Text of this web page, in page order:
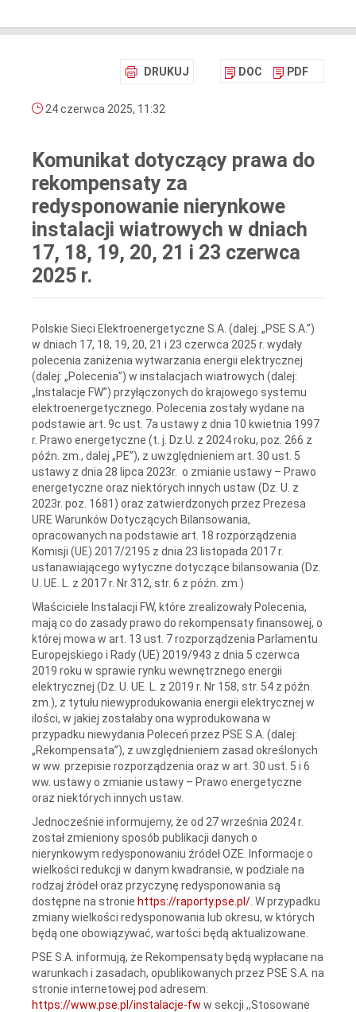
DRUKUJ DOC PDF
24 czerwca 2025, 11:32
Komunikat dotyczący prawa do
rekompensaty za
redysponowanie nierynkowe
instalacji wiatrowych w dniach
17, 18, 19, 20, 21 i 23 czerwca
2025 r.
Polskie Sieci Elektroenergetyczne S.A. (dalej: „PSE S.A.”)
w dniach 17, 18, 19, 20, 21 i 23 czerwca 2025 r. wydały
polecenia zaniżenia wytwarzania energii elektrycznej
(dalej: „Polecenia”) w instalacjach wiatrowych (dalej:
„Instalacje FW”) przyłączonych do krajowego systemu
elektroenergetycznego. Polecenia zostały wydane na
podstawie art. 9c ust. 7a ustawy z dnia 10 kwietnia 1997
r. Prawo energetyczne (t. j. Dz.U. z 2024 roku, poz. 266 z
późn. zm., dalej „PE”), z uwzględnieniem art. 30 ust. 5
ustawy z dnia 28 lipca 2023r. o zmianie ustawy – Prawo
energetyczne oraz niektórych innych ustaw (Dz. U. z
2023r. poz. 1681) oraz zatwierdzonych przez Prezesa
URE Warunków Dotyczących Bilansowania,
opracowanych na podstawie art. 18 rozporządzenia
Komisji (UE) 2017/2195 z dnia 23 listopada 2017 r.
ustanawiającego wytyczne dotyczące bilansowania (Dz.
U. UE. L. z 2017 r. Nr 312, str. 6 z późn. zm.)
Właściciele Instalacji FW, które zrealizowały Polecenia,
mają co do zasady prawo do rekompensaty finansowej, o
której mowa w art. 13 ust. 7 rozporządzenia Parlamentu
Europejskiego i Rady (UE) 2019/943 z dnia 5 czerwca
2019 roku w sprawie rynku wewnętrznego energii
elektrycznej (Dz. U. UE. L. z 2019 r. Nr 158, str. 54 z późn.
zm.), z tytułu niewyprodukowania energii elektrycznej w
ilości, w jakiej zostałaby ona wyprodukowana w
przypadku niewydania Poleceń przez PSE S.A. (dalej:
„Rekompensata”), z uwzględnieniem zasad określonych
w ww. przepisie rozporządzenia oraz w art. 30 ust. 5 i 6
ww. ustawy o zmianie ustawy – Prawo energetyczne
oraz niektórych innych ustaw.
Jednocześnie informujemy, że od 27 września 2024 r.
został zmieniony sposób publikacji danych o
nierynkowym redysponowaniu źródeł OZE. Informacje o
wielkości redukcji w danym kwadransie, w podziale na
rodzaj źródeł oraz przyczynę redysponowania są
dostępne na stronie https://raporty.pse.pl/ . W przypadku
zmiany wielkości redysponowania lub okresu, w których
będą one obowiązywać, wartości będą aktualizowane.
PSE S.A. informują, że Rekompensaty będą wypłacane na
warunkach i zasadach, opublikowanych przez PSE S.A. na
stronie internetowej pod adresem:
https://www.pse.pl/instalacje-fw w sekcji ,,Stosowane